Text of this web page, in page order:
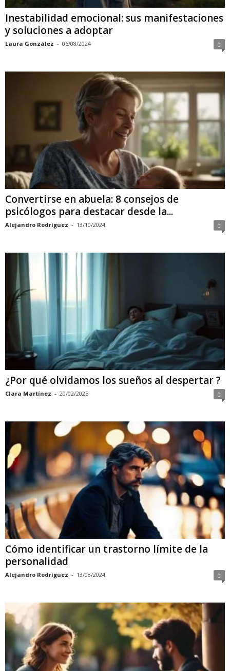
Inestabilidad emocional: sus manifestaciones
y soluciones a adoptar
Laura González - 06/08/2024 0
Convertirse en abuela: 8 consejos de
psicólogos para destacar desde la...
Alejandro Rodríguez - 13/10/2024 0
¿Por qué olvidamos los sueños al despertar ?
Clara Martínez - 20/02/2025 0
Cómo identificar un trastorno límite de la
personalidad
Alejandro Rodríguez - 13/08/2024 0